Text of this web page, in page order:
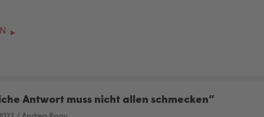
Antwort muss nicht allen schmecken“